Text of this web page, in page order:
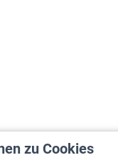
zu Cookies